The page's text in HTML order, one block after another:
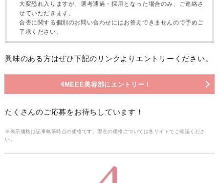
大変恐れ入りますが、選考通過・採用となった場合のみ、ご連絡さ
せていただきます。
合否に関する個別のお問い合わせにはお答えできませんので予めご
了承ください。
興味のある方はぜひ下記のリンクよりエントリーください。
4MEEE美容部にエントリー！
たくさんのご応募をお待ちしています！
※表示価格は記事執筆時点の価格です。現在の価格については各サイトでご確認くださ
い。